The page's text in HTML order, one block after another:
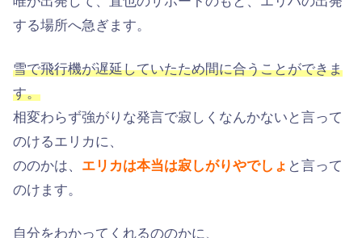
する場所へ急ぎます。
雪で飛行機が遅延していたため間に合うことができま
す。
相変わらず強がりな発言で寂しくなんかないと言って
のけるエリカに、
ののかは、 エリカは本当は寂しがりやでしょ と言って
のけます。
自分をわかってくれるののかに、